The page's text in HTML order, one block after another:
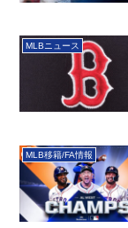
MLBニュース
MLB移籍/FA情報